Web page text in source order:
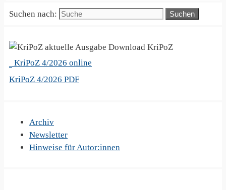
Suchen nach:
KriPoZ
KriPoZ 4/2026 online
KriPoZ 4/2026 PDF
Archiv
Newsletter
Hinweise für Autor:innen